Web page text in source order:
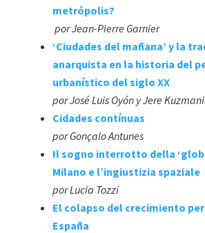
metrópolis?
por Jean-Pierre Garnier
‘Ciudades del mañana’ y la
anarquista en la historia del
urbanístico del siglo XX
por José Luis Oyón y Jere
Cidades contínuas
por Gonçalo Antunes
Il sogno interrotto della
Milano e l’ingiustizia spaziale
por Lucia Tozzi
El colapso del crecimiento
España